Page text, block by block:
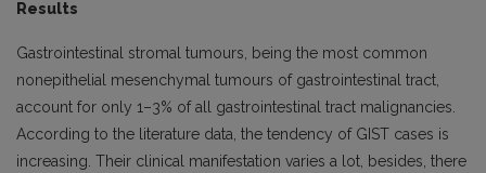
Results
Gastrointestinal stromal tumours, being the most common
nonepithelial mesenchymal tumours of gastrointestinal tract,
account for only 1–3% of all gastrointestinal tract malignancies.
According to the literature data, the tendency of GIST cases is
increasing. Their clinical manifestation varies a lot, besides, there